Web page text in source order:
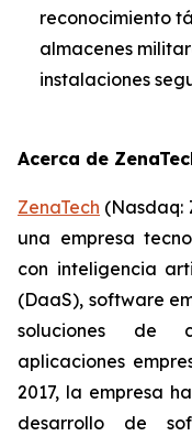
reconocimiento
almacenes
instalaciones
Acerca de
ZenaTech (Nasdaq:
una empresa
con inteligencia
(DaaS), software
soluciones de
aplicaciones
2017, la empresa
desarrollo de